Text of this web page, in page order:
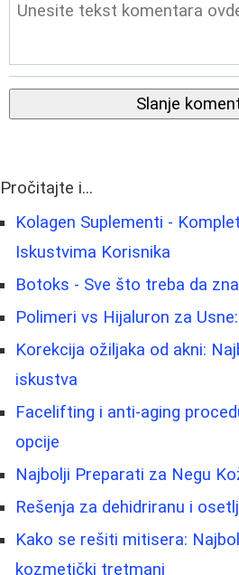
Slanje
Pročitajte i...
Kolagen Suplementi -
Iskustvima Korisnika
Botoks - Sve što treba da
Polimeri vs Hijaluron za
Korekcija ožiljaka od akni:
iskustva
Facelifting i anti-aging
opcije
Najbolji Preparati za Negu
Rešenja za dehidriranu i
Kako se rešiti mitisera:
kozmetički tretmani